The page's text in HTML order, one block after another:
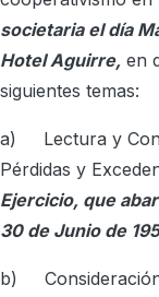
societaria el día
Hotel Aguirre, en
siguientes temas:
a)
Lectura y
Pérdidas y
Ejercicio, que
30 de Junio de
b) Consideración